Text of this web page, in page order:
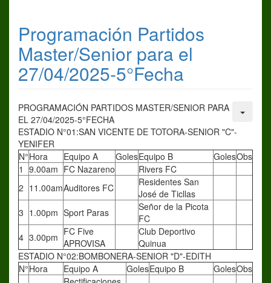
Programación Partidos
Master/Senior para el
27/04/2025-5°Fecha
PROGRAMACIÓN PARTIDOS MASTER/SENIOR PARA
EL 27/04/2025-5°FECHA
ESTADIO N°01:SAN VICENTE DE TOTORA-SENIOR "C"-
YENIFER
N°Hora Equipo A GolesEquipo B GolesObs
1 9.00am FC Nazareno
Rivers FC
2 11.00amAuditores FC
Residentes San
José de Ticllas
3 1.00pm Sport Paras
Señor de la Picota
FC
4 3.00pm FC Five
APROVISA
Club Deportivo
Quinua
ESTADIO N°02:BOMBONERA-SENIOR "D"-EDITH
N°Hora Equipo A GolesEquipo B GolesObs